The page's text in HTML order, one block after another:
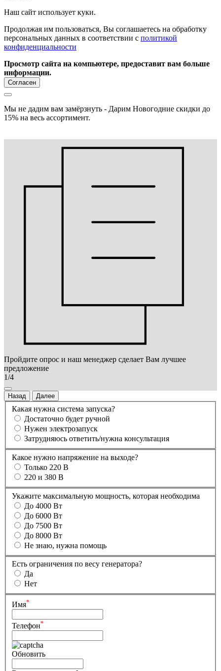
Наш сайт использует куки.
Продолжая им пользоваться, Вы соглашаетесь на обработку
персональных данных в соответствии с политикой
конфиденциальности
Просмотр сайта на компьютере, предоставит вам больше
информации.
Согласен
Мы не дадим вам замёрзнуть - Дарим Новогодние скидки до
15% на весь ассортимент.
Пройдите опрос и наш менеджер сделает Вам лучшее
предложение
1/4
Назад Далее
Какая нужна система запуска?
Достаточно будет ручной
Нужен электрозапуск
Затрудняюсь ответить/нужна консультация
Какое нужно напряжение на выходе?
Только 220 В
220 и 380 В
Укажите максимальную мощность, которая необходима
До 4000 Вт
До 6000 Вт
До 7500 Вт
До 8000 Вт
Не знаю, нужна помощь
Есть ограничения по весу генератора?
Да
Нет
Имя*
Телефон*
Обновить